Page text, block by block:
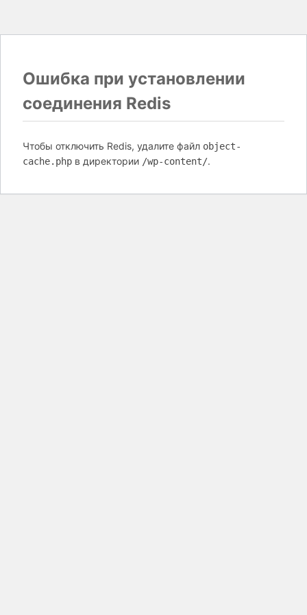
Ошибка при установлении
соединения Redis
Чтобы отключить Redis, удалите файл object-
cache.php в директории /wp-content/.